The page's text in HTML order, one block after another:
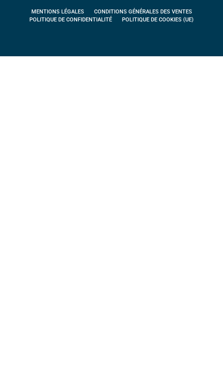
MENTIONS LÉGALES
CONDITIONS GÉNÉRALES DES VENTES
POLITIQUE DE CONFIDENTIALITÉ
POLITIQUE DE COOKIES (UE)